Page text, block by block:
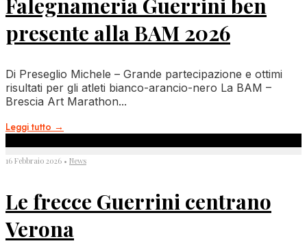
Falegnameria Guerrini ben
presente alla BAM 2026
Di Preseglio Michele – Grande partecipazione e ottimi
risultati per gli atleti bianco-arancio-nero La BAM –
Brescia Art Marathon...
Leggi tutto →
16 Febbraio 2026 • News
Le frecce Guerrini centrano
Verona